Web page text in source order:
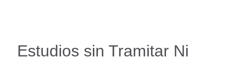
Estudios sin Tramitar Ni